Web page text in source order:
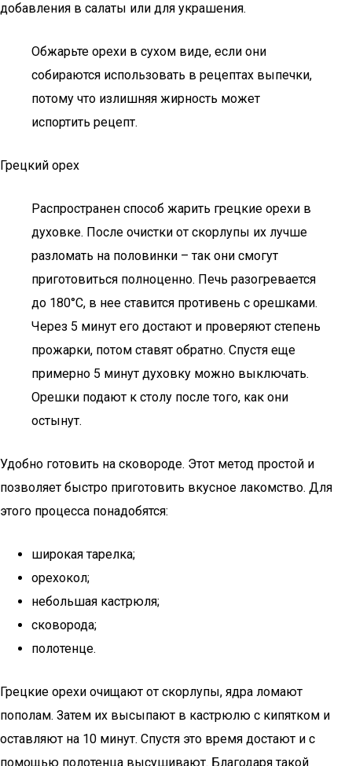
добавления в салаты или для украшения.
Обжарьте орехи в сухом виде, если они
собираются использовать в рецептах выпечки,
потому что излишняя жирность может
испортить рецепт.
Грецкий орех
Распространен способ жарить грецкие орехи в
духовке. После очистки от скорлупы их лучше
разломать на половинки – так они смогут
приготовиться полноценно. Печь разогревается
до 180°C, в нее ставится противень с орешками.
Через 5 минут его достают и проверяют степень
прожарки, потом ставят обратно. Спустя еще
примерно 5 минут духовку можно выключать.
Орешки подают к столу после того, как они
остынут.
Удобно готовить на сковороде. Этот метод простой и
позволяет быстро приготовить вкусное лакомство. Для
этого процесса понадобятся:
широкая тарелка;
орехокол;
небольшая кастрюля;
сковорода;
полотенце.
Грецкие орехи очищают от скорлупы, ядра ломают
пополам. Затем их высыпают в кастрюлю с кипятком и
оставляют на 10 минут. Спустя это время достают и с
помощью полотенца высушивают. Благодаря такой